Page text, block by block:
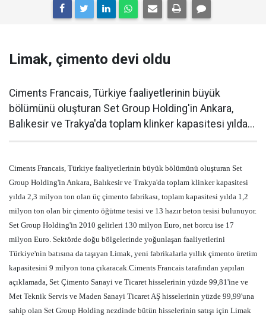
Limak, çimento devi oldu
Ciments Francais, Türkiye faaliyetlerinin büyük
bölümünü oluşturan Set Group Holding'in Ankara,
Balıkesir ve Trakya'da toplam klinker kapasitesi yılda...
Ciments Francais, Türkiye faaliyetlerinin büyük bölümünü oluşturan Set
Group Holding'in Ankara, Balıkesir ve Trakya'da toplam klinker kapasitesi
yılda 2,3 milyon ton olan üç çimento fabrikası, toplam kapasitesi yılda 1,2
milyon ton olan bir çimento öğütme tesisi ve 13 hazır beton tesisi bulunuyor.
Set Group Holding'in 2010 gelirleri 130 milyon Euro, net borcu ise 17
milyon Euro. Sektörde doğu bölgelerinde yoğunlaşan faaliyetlerini
Türkiye'nin batısına da taşıyan Limak, yeni fabrikalarla yıllık çimento üretim
kapasitesini 9 milyon tona çıkaracak.Ciments Francais tarafından yapılan
açıklamada, Set Çimento Sanayi ve Ticaret hisselerinin yüzde 99,81'ine ve
Met Teknik Servis ve Maden Sanayi Ticaret AŞ hisselerinin yüzde 99,99'una
sahip olan Set Group Holding nezdinde bütün hisselerinin satışı için Limak